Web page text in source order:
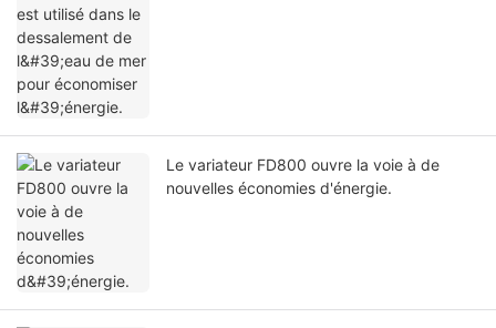
Le variateur FD800 ouvre la voie à de
nouvelles économies d'énergie.